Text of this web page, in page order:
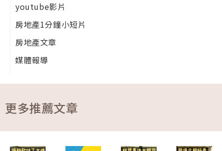
youtube影片
房地產1分鐘小短片
房地產文章
媒體報導
更多推薦文章